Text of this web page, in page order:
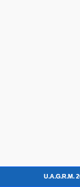
U.A.G.R.M.